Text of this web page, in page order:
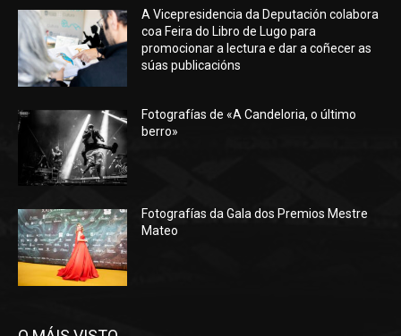
A Vicepresidencia da Deputación colabora
coa Feira do Libro de Lugo para
promocionar a lectura e dar a coñecer as
súas publicacións
Fotografías de «A Candeloria, o último
berro»
Fotografías da Gala dos Premios Mestre
Mateo